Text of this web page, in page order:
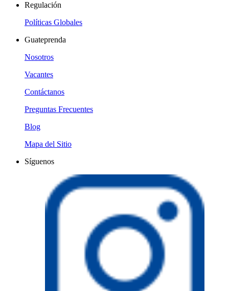
Regulación
Políticas Globales
Guateprenda
Nosotros
Vacantes
Contáctanos
Preguntas Frecuentes
Blog
Mapa del Sitio
Síguenos